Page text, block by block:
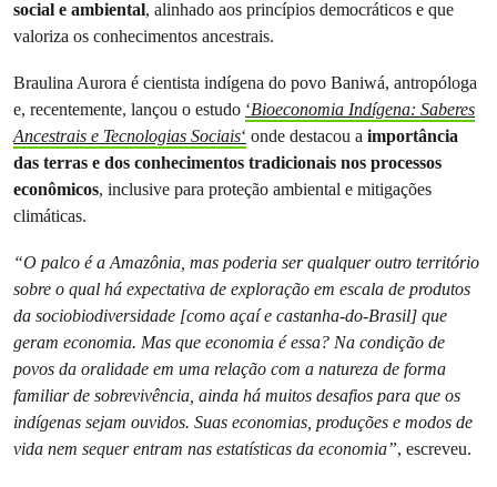
social e ambiental, alinhado aos princípios democráticos e que
valoriza os conhecimentos ancestrais.
Braulina Aurora é cientista indígena do povo Baniwá, antropóloga
e, recentemente, lançou o estudo ‘Bioeconomia Indígena: Saberes
Ancestrais e Tecnologias Sociais‘ onde destacou a importância
das terras e dos conhecimentos tradicionais nos processos
econômicos, inclusive para proteção ambiental e mitigações
climáticas.
“O palco é a Amazônia, mas poderia ser qualquer outro território
sobre o qual há expectativa de exploração em escala de produtos
da sociobiodiversidade [como açaí e castanha-do-Brasil] que
geram economia. Mas que economia é essa? Na condição de
povos da oralidade em uma relação com a natureza de forma
familiar de sobrevivência, ainda há muitos desafios para que os
indígenas sejam ouvidos. Suas economias, produções e modos de
vida nem sequer entram nas estatísticas da economia”, escreveu.